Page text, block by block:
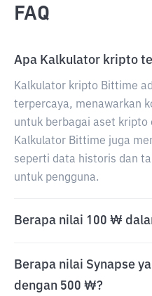
FAQ
Apa Kalkulator kripto
Kalkulator kripto Bittime
terpercaya, menawarkan
untuk berbagai aset kripto
Kalkulator Bittime juga
seperti data historis dan
untuk pengguna.
Berapa nilai 100 ₩
Berapa nilai Synapse
dengan 500 ₩?